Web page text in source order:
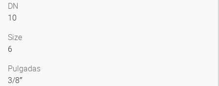
DN
10
Size
6
Pulgadas
3/8″